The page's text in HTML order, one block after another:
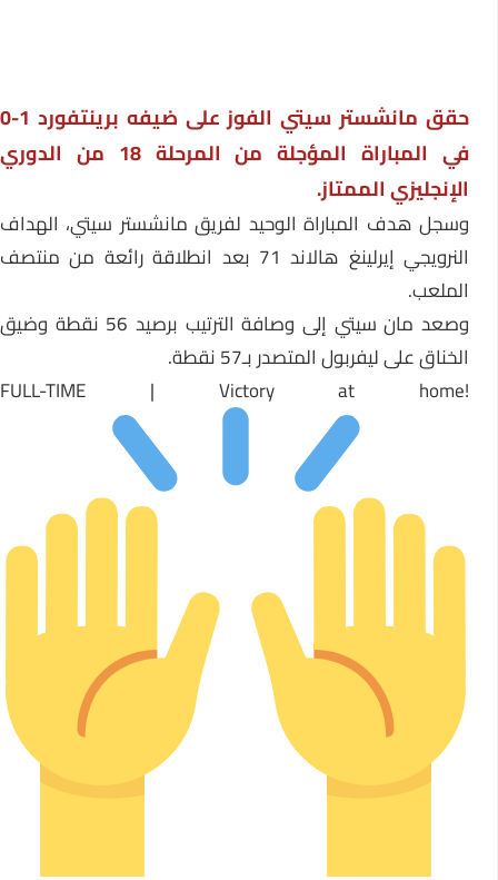
حقق مانشستر سيتي الفوز على ضيفه برينتفورد 1-0
في المباراة المؤجلة من المرحلة 18 من
الدوري
الإنجليزي الممتاز.
وسجل هدف المباراة الوحيد لفريق مانشستر سيتي، الهداف
النرويجي إيرلينغ هالاند 71 بعد انطلاقة رائعة من منتصف
الملعب.
وصعد مان سيتي إلى وصافة الترتيب برصيد 56 نقطة وضيق
الخناق على ليفربول المتصدر بـ57 نقطة.
FULL-TIME | Victory at home!